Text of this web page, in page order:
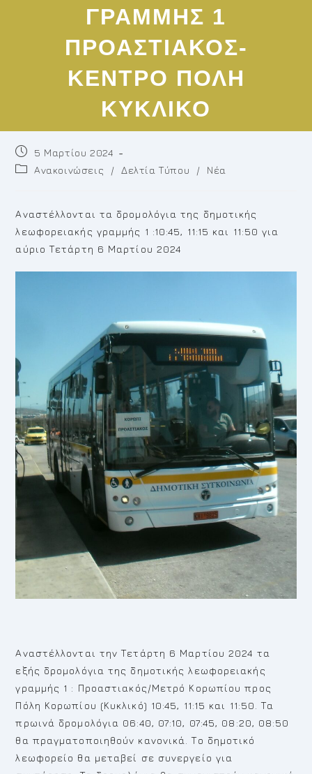
ΓΡΑΜΜΗΣ 1
ΠΡΟΑΣΤΙΑΚΟΣ-
ΚΕΝΤΡΟ ΠΟΛΗ
ΚΥΚΛΙΚΟ
Post
published:
5 Μαρτίου 2024
PostΑνακοινώσεις / Δελτία Τύπου / Νέα
Αναστέλλονται τα δρομολόγια της δημοτικής
λεωφορειακής γραμμής 1 :10:45, 11:15 και 11:50 για
αύριο Τετάρτη 6 Μαρτίου 2024
Αναστέλλονται την Τετάρτη 6 Μαρτίου 2024 τα
εξής δρομολόγια της δημοτικής λεωφορειακής
γραμμής 1 : Προαστιακός/Μετρό Κορωπίου προς
Πόλη Κορωπίου (Κυκλικό) 10:45, 11:15 και 11:50. Τα
πρωινά δρομολόγια 06:40, 07:10, 07:45, 08:20, 08:50
θα πραγματοποιηθούν κανονικά. Το δημοτικό
λεωφορείο θα μεταβεί σε συνεργείο για